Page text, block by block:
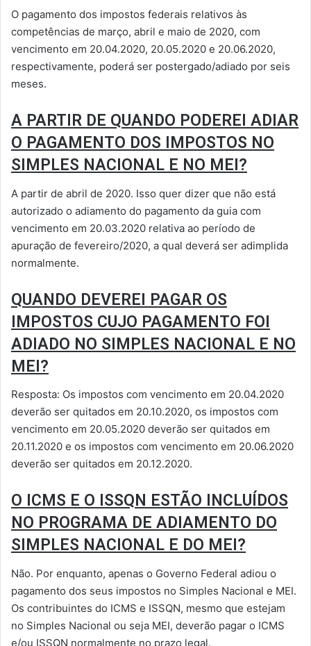
O pagamento dos impostos federais relativos às
competências de março, abril e maio de 2020, com
vencimento em 20.04.2020, 20.05.2020 e 20.06.2020,
respectivamente, poderá ser postergado/adiado por seis
meses.
A PARTIR DE QUANDO PODEREI ADIAR
O PAGAMENTO DOS IMPOSTOS NO
SIMPLES NACIONAL E NO MEI?
A partir de abril de 2020. Isso quer dizer que não está
autorizado o adiamento do pagamento da guia com
vencimento em 20.03.2020 relativa ao período de
apuração de fevereiro/2020, a qual deverá ser adimplida
normalmente.
QUANDO DEVEREI PAGAR OS
IMPOSTOS CUJO PAGAMENTO FOI
ADIADO NO SIMPLES NACIONAL E NO
MEI?
Resposta: Os impostos com vencimento em 20.04.2020
deverão ser quitados em 20.10.2020, os impostos com
vencimento em 20.05.2020 deverão ser quitados em
20.11.2020 e os impostos com vencimento em 20.06.2020
deverão ser quitados em 20.12.2020.
O ICMS E O ISSQN ESTÃO INCLUÍDOS
NO PROGRAMA DE ADIAMENTO DO
SIMPLES NACIONAL E DO MEI?
Não. Por enquanto, apenas o Governo Federal adiou o
pagamento dos seus impostos no Simples Nacional e MEI.
Os contribuintes do ICMS e ISSQN, mesmo que estejam
no Simples Nacional ou seja MEI, deverão pagar o ICMS
e/ou ISSQN normalmente no prazo legal.